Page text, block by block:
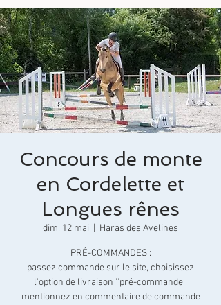
Concours de monte
en Cordelette et
Longues rênes
dim. 12 mai Haras des Avelines
PRÉ-COMMANDES :
passez commande sur le site, choisissez
l'option de livraison ''pré-commande''
mentionnez en commentaire de commande